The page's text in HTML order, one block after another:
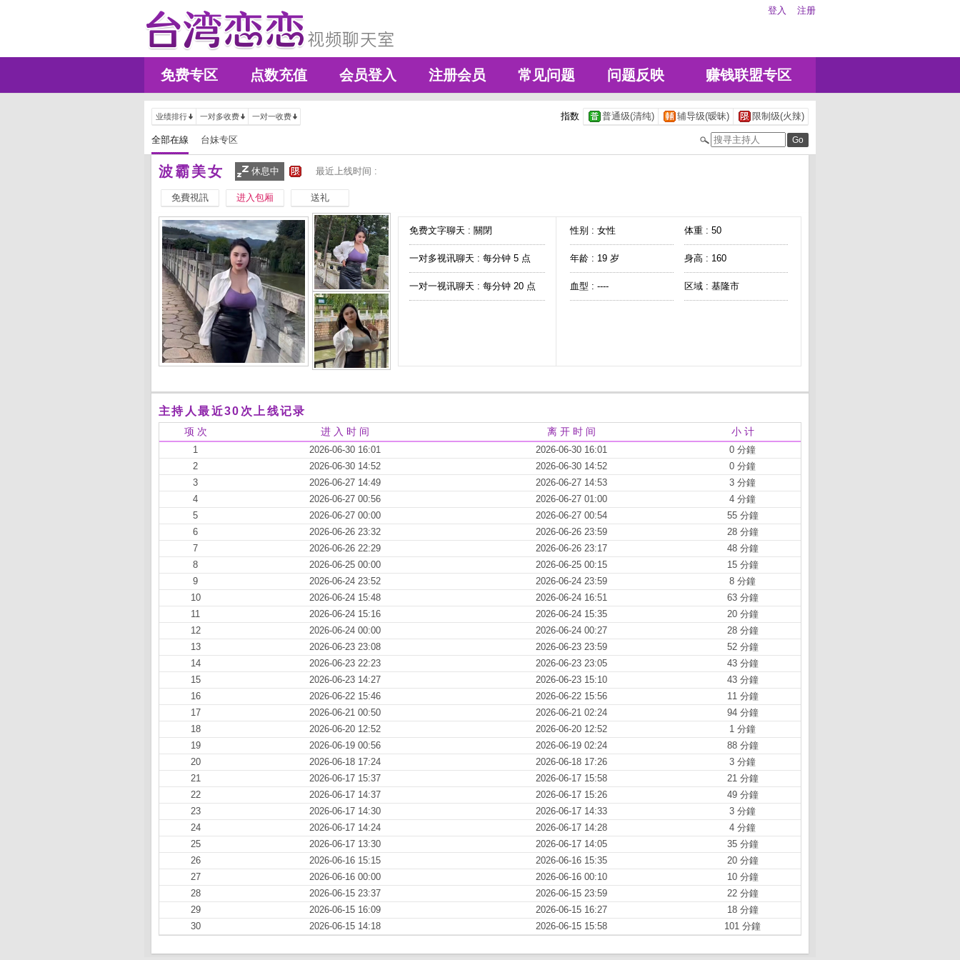
登入 注册
免费专区 点数充值 会员登入 注册会员 常见问题 问题反映 赚钱联盟专区
业绩排行 一对多收费 一对一收费 指数 普通级(清纯) 辅导级(暧昧) 限制级(火辣)
全部在線 台妹专区
波霸美女 休息中 最近上线时间 :
免費視訊 进入包厢 送礼
免费文字聊天 : 關閉
一对多视讯聊天 : 每分钟 5 点
一对一视讯聊天 : 每分钟 20 点
性别 : 女性 体重 : 50
年龄 : 19 岁 身高 : 160
血型 : ---- 区域 : 基隆市
主持人最近30次上线记录
项 次 进 入 时 间 离 开 时 间 小 计
1 2026-06-30 16:01 2026-06-30 16:01
0 分鐘
2
2026-06-30 14:52 2026-06-30 14:52
0 分鐘
3
2026-06-27 14:49 2026-06-27 14:53
3 分鐘
4
2026-06-27 00:56 2026-06-27 01:00
4 分鐘
5
2026-06-27 00:00 2026-06-27 00:54
55 分鐘
6
2026-06-26 23:32 2026-06-26 23:59
28 分鐘
7
2026-06-26 22:29 2026-06-26 23:17
48 分鐘
8
2026-06-25 00:00 2026-06-25 00:15
15 分鐘
9
2026-06-24 23:52 2026-06-24 23:59
8 分鐘
10
2026-06-24 15:48 2026-06-24 16:51
63 分鐘
11
2026-06-24 15:16 2026-06-24 15:35
20 分鐘
12
2026-06-24 00:00 2026-06-24 00:27
28 分鐘
13
2026-06-23 23:08 2026-06-23 23:59
52 分鐘
14
2026-06-23 22:23 2026-06-23 23:05
43 分鐘
15
2026-06-23 14:27 2026-06-23 15:10
43 分鐘
16
2026-06-22 15:46 2026-06-22 15:56
11 分鐘
17
2026-06-21 00:50 2026-06-21 02:24
94 分鐘
18
2026-06-20 12:52 2026-06-20 12:52
1 分鐘
19
2026-06-19 00:56 2026-06-19 02:24
88 分鐘
20
2026-06-18 17:24 2026-06-18 17:26
3 分鐘
21
2026-06-17 15:37 2026-06-17 15:58
21 分鐘
22
2026-06-17 14:37 2026-06-17 15:26
49 分鐘
23
2026-06-17 14:30 2026-06-17 14:33
3 分鐘
24
2026-06-17 14:24 2026-06-17 14:28
4 分鐘
25
2026-06-17 13:30 2026-06-17 14:05
35 分鐘
26
2026-06-16 15:15 2026-06-16 15:35
20 分鐘
27
2026-06-16 00:00 2026-06-16 00:10
10 分鐘
28
2026-06-15 23:37 2026-06-15 23:59
22 分鐘
29
2026-06-15 16:09 2026-06-15 16:27
18 分鐘
30
2026-06-15 14:18 2026-06-15 15:58 101 分鐘